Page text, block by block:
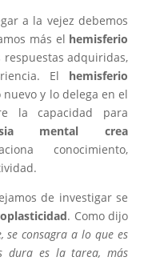
a la vejez debemos
más el hemisferio
adquiridas,
El hemisferio
y lo delega en el
la capacidad para
mental crea
conocimiento,
de investigar se
. Como dijo
se consagra a lo que es
dura es la tarea, más